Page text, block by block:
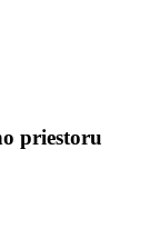
priestoru